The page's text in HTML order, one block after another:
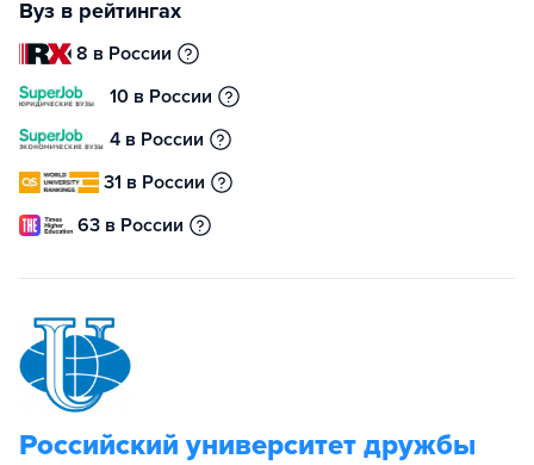
Вуз в рейтингах
8 в России
10 в России
4 в России
31 в России
63 в России
Российский университет дружбы